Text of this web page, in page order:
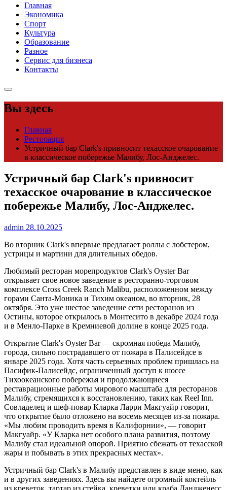
Главная
Экономика
Спорт
Культура
Образование
Разное
Сервис для бизнеса
Контакты
Вы здесь
Главная
Ресторация
Устричный бар Clark's привносит техасское очарование
в классическое побережье Малибу, Лос-Анджелес.
Устричный бар Clark's привносит
техасское очарование в классическое
побережье Малибу, Лос-Анджелес.
admin 28.10.2025
Во вторник Clark's впервые предлагает роллы с лобстером,
устрицы и мартини для длительных обедов.
Любимый ресторан морепродуктов Clark's Oyster Bar
открывает свое новое заведение в ресторанно-торговом
комплексе Cross Creek Ranch Malibu, расположенном между
горами Санта-Моника и Тихим океаном, во вторник, 28
октября. Это уже шестое заведение сети ресторанов из
Остины, которое открылось в Монтесито в декабре 2024 года
и в Менло-Парке в Кремниевой долине в конце 2025 года.
Открытие Clark's Oyster Bar — скромная победа Малибу,
города, сильно пострадавшего от пожара в Палисейдсе в
январе 2025 года. Хотя часть серьезных проблем пришлась на
Пасифик-Палисейдс, ограниченный доступ к шоссе
Тихоокеанского побережья и продолжающиеся
реставрационные работы мирового масштаба для ресторанов
Малибу, стремящихся к восстановлению, таких как Reel Inn.
Совладелец и шеф-повар Кларка Ларри Макгуайр говорит,
что открытие было отложено на восемь месяцев из-за пожара.
«Мы любим проводить время в Калифорнии», — говорит
Макгуайр. «У Кларка нет особого плана развития, поэтому
Малибу стал идеальной опорой. Приятно сбежать от техасской
жары и побывать в этих прекрасных местах».
Устричный бар Clark's в Малибу представлен в виде меню, как
и в других заведениях. Здесь вы найдете огромный коктейль